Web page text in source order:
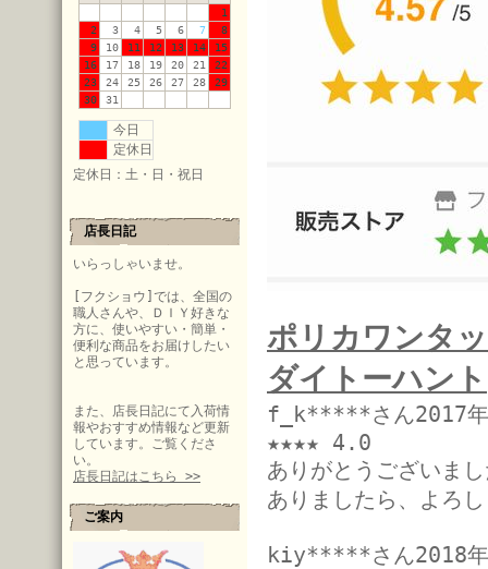
1
2
3 4 5 6 7
8
9
10 11 12 13 14
15
16
17 18 19 20 21
22
23
24 25 26 27 28
29
30
31
今日
定休日
定休日：土・日・祝日
店長日記
いらっしゃいませ。
[フクショウ]では、全国の
職人さんや、ＤＩＹ好きな
方に、使いやすい・簡単・
便利な商品をお届けしたい
と思っています。
また、店長日記にて入荷情
報やおすすめ情報など更新
しています。ご覧くださ
い。
店長日記はこちら >>
ご案内
ポリカワンタ
ダイトーハント
f_k*****さん2017年
★★★★ 4.0
ありがとうございま
ありましたら、よろ
kiy*****さん2018年